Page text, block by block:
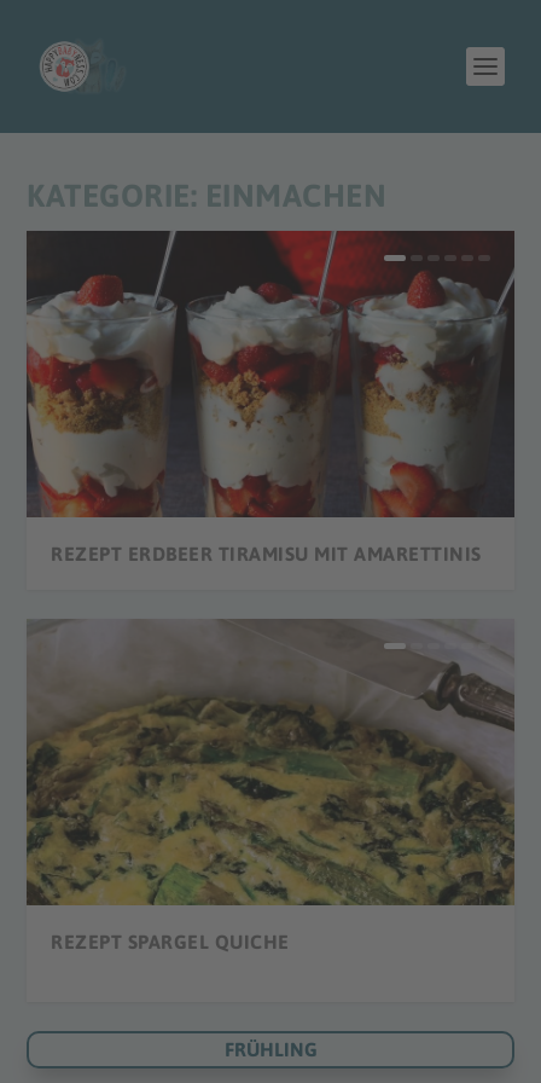
KATEGORIE: EINMACHEN
REZEPT ERDBEER TIRAMISU MIT AMARETTINIS
REZEPT SPARGEL QUICHE
FRÜHLING